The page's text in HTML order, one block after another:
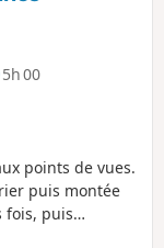
5h 00
points de vues.
puis montée
fois, puis